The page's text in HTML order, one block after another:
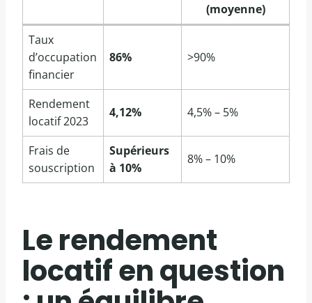
(moyenne)
Taux
d’occupation
financier
86% >90%
Rendement
locatif 2023
4,12% 4,5% – 5%
Frais de
souscription
Supérieurs
à 10%
8% – 10%
Le rendement
locatif en question